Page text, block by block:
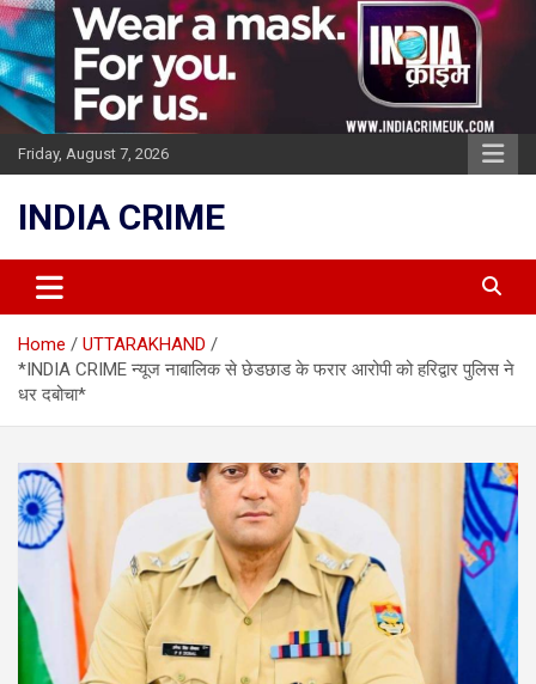
Skip
to
content
Friday, August 7, 2026
INDIA CRIME
Home
UTTARAKHAND
*INDIA CRIME न्यूज नाबालिक से छेडछाड के फरार आरोपी को हरिद्वार पुलिस ने
धर दबोचा*